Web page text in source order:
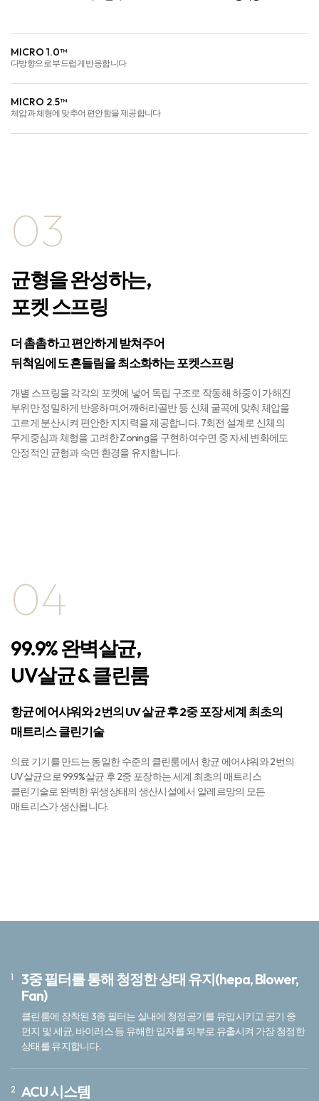
MICRO 1.0™
다방향으로 부드럽게 반응합니다
MICRO 2.5™
체압과 체형에 맞추어 편안함을 제공합니다
03
균형을 완성하는,
포켓 스프링
더 촘촘하고 편안하게 받쳐주어
뒤척임에도 흔들림을 최소화하는 포켓스프링
개별 스프링을 각각의 포켓에 넣어 독립 구조로 작동해 하중이 가해진
부위만 정밀하게 반응하며,어깨·허리·골반 등 신체 굴곡에 맞춰 체압을
고르게 분산시켜 편안한 지지력을 제공합니다. 7회전 설계로 신체의
무게중심과 체형을 고려한 Zoning을 구현하여수면 중 자세 변화에도
안정적인 균형과 숙면 환경을 유지합니다.
04
99.9% 완벽살균,
UV살균 & 클린룸
항균 에어샤워와 2번의 UV 살균 후 2중 포장세계 최초의
매트리스 클린기술
의료 기기를 만드는 동일한 수준의 클린룸에서 항균 에어샤워와 2번의
UV살균으로 99.9%살균 후 2중 포장하는 세계 최초의 매트리스
클린기술로 완벽한 위생상태의 생산시설에서 알레르망의 모든
매트리스가 생산됩니다.
3중 필터를 통해 청정한 상태 유지(hepa, Blower,
Fan)
클린룸에 장착된 3종 필터는 실내에 청정공기를 유입시키고 공기 중
먼지 및 세균, 바이러스 등 유해한 입자를 외부로 유출시켜 가장 청정한
상태를 유지합니다.
ACU 시스템